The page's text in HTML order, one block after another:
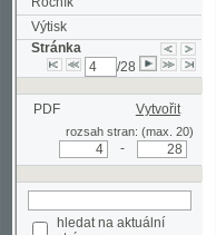
Stránka
PDF Vytvořit
rozsah stran: (max. 20)
stránce
Pokročilé vyhledávání